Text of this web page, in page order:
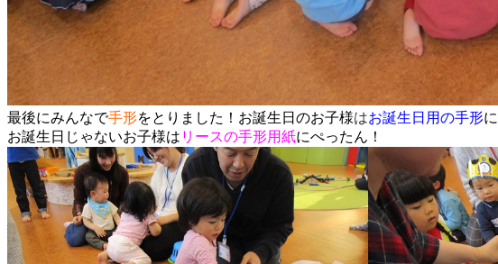
最後にみんなで手形をとりました！お誕生日のお子様はお誕生日用の手形に
お誕生日じゃないお子様は リースの手形用紙にぺったん！